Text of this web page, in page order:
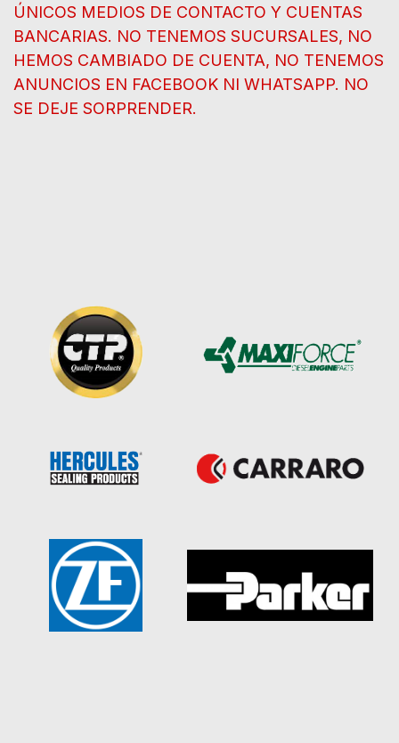
ÚNICOS MEDIOS DE CONTACTO Y CUENTAS
BANCARIAS. NO TENEMOS SUCURSALES, NO
HEMOS CAMBIADO DE CUENTA, NO TENEMOS
ANUNCIOS EN FACEBOOK NI WHATSAPP. NO
SE DEJE SORPRENDER.